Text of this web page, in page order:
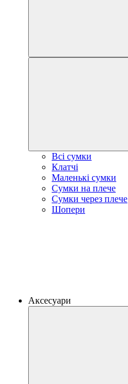
Всі сумки
Клатчі
Маленькі сумки
Сумки на плече
Сумки через плече
Шопери
Аксесуари